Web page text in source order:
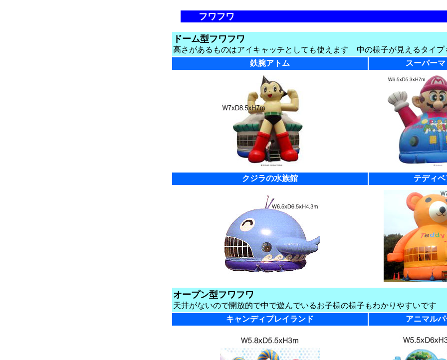
フワフワ
ドーム型フワフワ
高さがあるものはアイキャッチとしても使えます 中の様子が見えるタイプ
鉄腕アトム
スーパー
クジラの水族館 テディベ
オープン型フワフワ
天井がないので開放的で中で遊んでいるお子様の様子もわかりやすいです
キャンディプレイランド
アニマル